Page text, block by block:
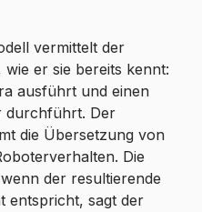
vermittelt der
er sie bereits kennt:
ausführt und einen
durchführt. Der
die Übersetzung von
Die
der resultierende
entspricht, sagt der